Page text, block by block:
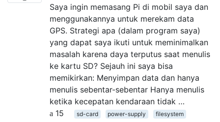
Saya ingin memasang Pi di mobil saya dan
menggunakannya untuk merekam data
GPS. Strategi apa (dalam program saya)
yang dapat saya ikuti untuk meminimalkan
masalah karena daya terputus saat menulis
ke kartu SD? Sejauh ini saya bisa
memikirkan: Menyimpan data dan hanya
menulis sebentar-sebentar Hanya menulis
ketika kecepatan kendaraan tidak …
15
sd-card power-supply filesystem